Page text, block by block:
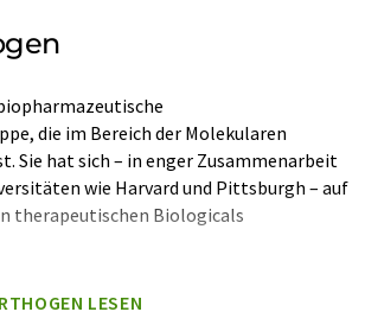
die im Bereich der Molekularen
Sie hat sich – in enger Zusammenarbeit
wie Harvard und Pittsburgh – auf
therapeutischen Biologicals
entwickelte 1995 die weltweit
LESEN